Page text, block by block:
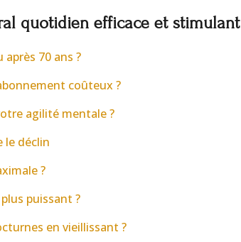
quotidien efficace et stimulant
70 ans ?
coûteux ?
agilité mentale ?
le déclin
?
puissant ?
en vieillissant ?